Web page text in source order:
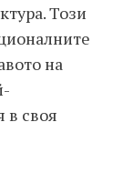
Този
на
своя